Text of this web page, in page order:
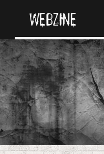
WEBZINE